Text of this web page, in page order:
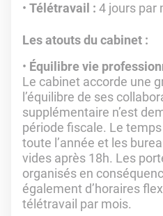
Télétravail : 4 jours par
Les atouts du cabinet :
Équilibre vie
Le cabinet accorde une
l’équilibre de ses
supplémentaire n’est
période fiscale. Le
toute l’année et les
vides après 18h. Les
organisés en
également d’horaires
télétravail par mois.